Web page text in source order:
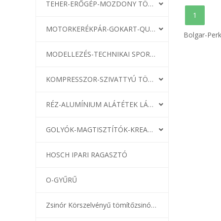
TEHER-ERŐGÉP-MOZDONY TÖMÍTÉS
MOTORKERÉKPÁR-GOKART-QUAD-CSÓNAKMOTOR TÖMÍTÉS
MODELLEZÉS-TECHNIKAI SPORT-MODELLSPORT
KOMPRESSZOR-SZIVATTYÚ TÖMÍTÉS
RÉZ-ALUMÍNIUM ALÁTÉTEK LÁGYÍTVA
GOLYÓK-MAGTISZTÍTÓK-KREATÍV
HOSCH IPARI RAGASZTÓ
O-GYŰRŰ
Zsinór Körszelvényű tömítőzsinórok
1
Bolgar-